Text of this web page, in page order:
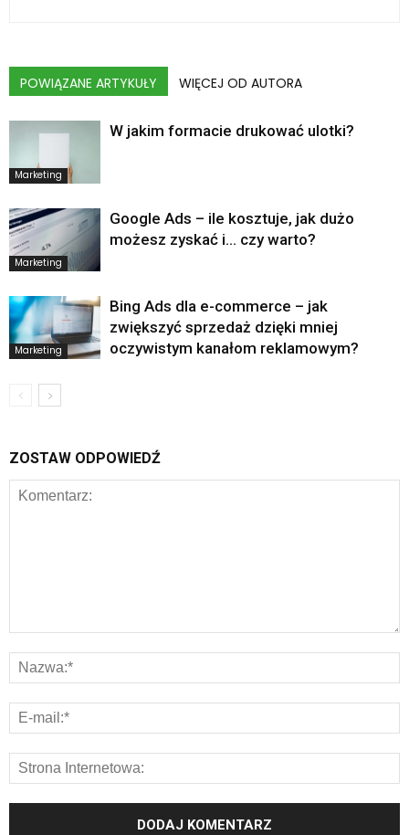
POWIĄZANE ARTYKUŁY WIĘCEJ OD AUTORA
Marketing
W jakim formacie drukować ulotki?
Marketing
Google Ads – ile kosztuje, jak dużo
możesz zyskać i… czy warto?
Marketing
Bing Ads dla e-commerce – jak
zwiększyć sprzedaż dzięki mniej
oczywistym kanałom reklamowym?
ZOSTAW ODPOWIEDŹ